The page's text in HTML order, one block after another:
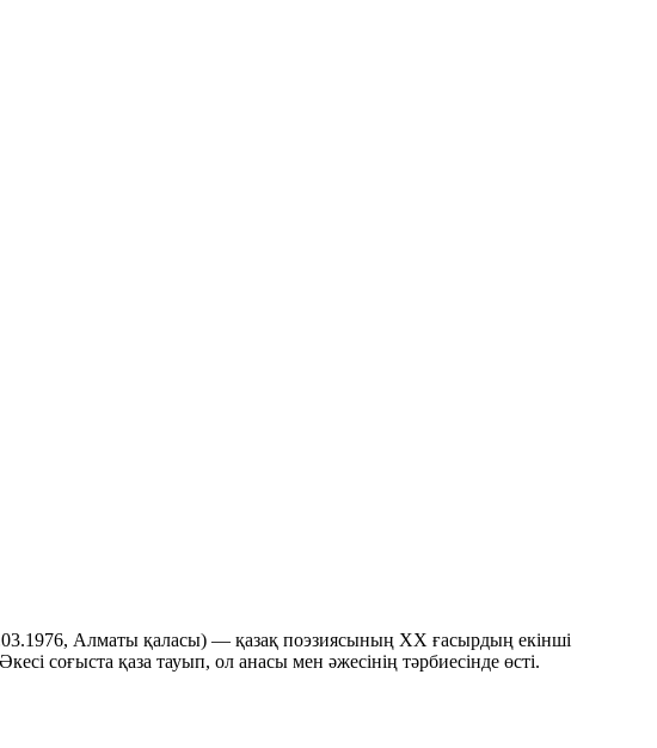
Алматы қаласы) — қазақ поэзиясының ХХ ғасырдың екінші
соғыста қаза тауып, ол анасы мен әжесінің тәрбиесінде өсті.